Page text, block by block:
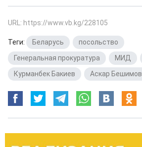
URL: https://www.vb.kg/228105
Теги: Беларусь посольство
Генеральная прокуратура
МИД
Курманбек Бакиев
Аскар Бешимов